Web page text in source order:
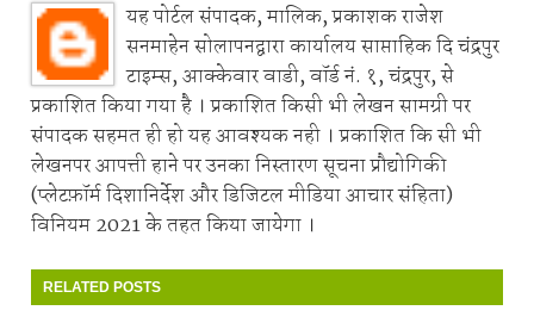
यह पोर्टल संपादक, मालिक, प्रकाशक राजेश
सनमाहेन सोलापनद्वारा कार्यालय साप्ताहिक दि चंद्रपुर
टाइम्स, आक्केवार वाडी, वॉर्ड नं. १, चंद्रपुर, से
प्रकाशित किया गया है । प्रकाशित किसी भी लेखन सामग्री पर
संपादक सहमत ही हो यह आवश्यक नही । प्रकाशित कि सी भी
लेखनपर आपत्ती हाने पर उनका निस्तारण सूचना प्रौद्योगिकी
(प्लेटफ़ॉर्म दिशानिर्देश और डिजिटल मीडिया आचार संहिता)
विनियम 2021 के तहत किया जायेगा ।
RELATED POSTS